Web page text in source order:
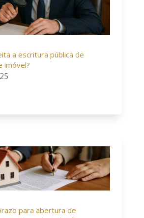
a escritura pública de
imóvel?
para abertura de